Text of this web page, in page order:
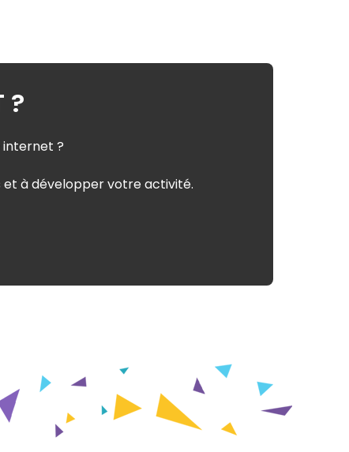
?
internet ?
et à développer votre activité.